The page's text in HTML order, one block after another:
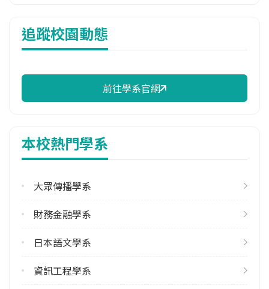
13,920 元/學期
114年註冊率
113學年度上學期
113學年度下學期
6
修輔系人數
8
113學年度下學期
追蹤校園動態
前往學系官網
本校熱門學系
大眾傳播學系
財務金融學系
日本語文學系
資訊工程學系